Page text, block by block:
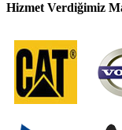
Hizmet Verdiğimiz